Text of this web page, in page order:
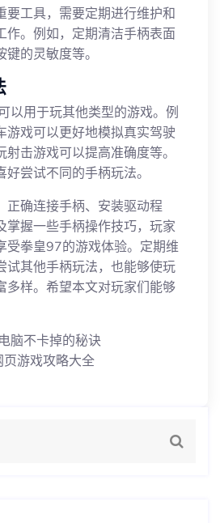
要工具，需要定期进行维护和
作。例如，定期清洁手柄表面
的灵敏度等。
以用于玩其他类型的游戏。例
游戏可以更好地模拟真实驾驶
击游戏可以提高准确度等。
尝试不同的手柄玩法。
正确连接手柄、安装驱动程
掌握一些手柄操作技巧，玩家
受拳皇97的游戏体验。定期维
试其他手柄玩法，也能够使玩
多样。希望本文对玩家们能够
脑不卡掉的秘诀
游戏攻略大全